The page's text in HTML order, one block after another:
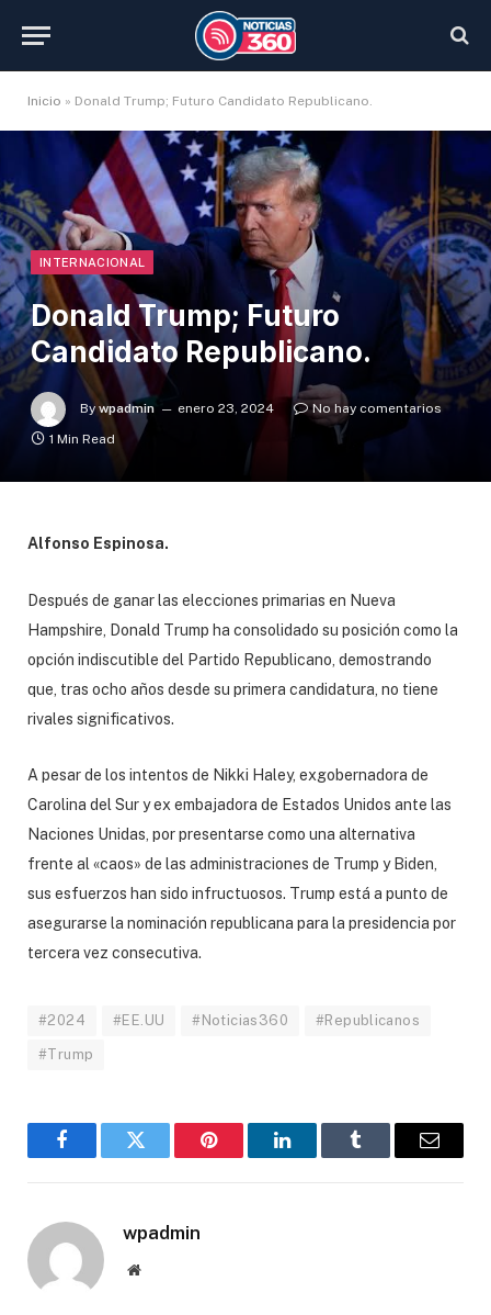
Inicio » Donald Trump; Futuro Candidato Republicano.
INTERNACIONAL
Donald Trump; Futuro
Candidato Republicano.
By wpadmin enero 23, 2024
No hay comentarios
1 Min Read
Alfonso Espinosa.
Después de ganar las elecciones primarias en Nueva
Hampshire, Donald Trump ha consolidado su posición como la
opción indiscutible del Partido Republicano, demostrando
que, tras ocho años desde su primera candidatura, no tiene
rivales significativos.
A pesar de los intentos de Nikki Haley, exgobernadora de
Carolina del Sur y ex embajadora de Estados Unidos ante las
Naciones Unidas, por presentarse como una alternativa
frente al «caos» de las administraciones de Trump y Biden,
sus esfuerzos han sido infructuosos. Trump está a punto de
asegurarse la nominación republicana para la presidencia por
tercera vez consecutiva.
#2024 #EE.UU #Noticias360 #Republicanos
#Trump
FacebookTwitter Pinterest LinkedInTumblr Email
wpadmin
Website